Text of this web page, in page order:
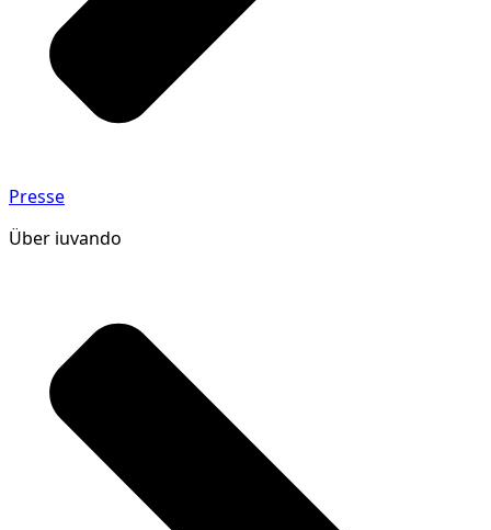
Presse
Über iuvando